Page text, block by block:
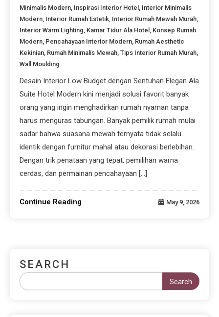
Minimalis Modern, Inspirasi Interior Hotel , Interior Minimalis
Modern, Interior Rumah Estetik, Interior Rumah Mewah Murah,
Interior Warm Lighting, Kamar Tidur Ala Hotel , Konsep Rumah
Modern, Pencahayaan Interior Modern, Rumah Aesthetic
Kekinian, Rumah Minimalis Mewah,Tips Interior Rumah Murah,
Wall Moulding
Desain Interior Low Budget dengan Sentuhan Elegan Ala
Suite Hotel Modern kini menjadi solusi favorit banyak
orang yang ingin menghadirkan rumah nyaman tanpa
harus menguras tabungan. Banyak pemilik rumah mulai
sadar bahwa suasana mewah ternyata tidak selalu
identik dengan furnitur mahal atau dekorasi berlebihan.
Dengan trik penataan yang tepat, pemilihan warna
cerdas, dan permainan pencahayaan […]
Continue Reading May 9, 2026
SEARCH
Search